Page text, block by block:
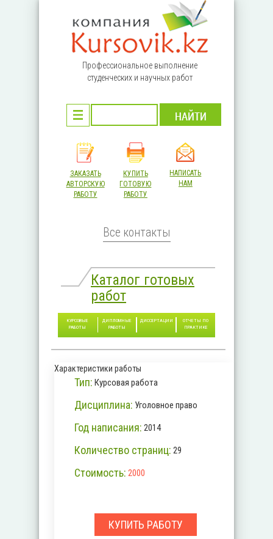
Профессиональное выполнение
студенческих и научных работ
ЗАКАЗАТЬ
АВТОРСКУЮ
РАБОТУ
КУПИТЬ
ГОТОВУЮ
РАБОТУ
НАПИСАТЬ
НАМ
Все контакты
Каталог готовых
работ
КУРСОВЫЕ
РАБОТЫ
ДИПЛОМНЫЕ
РАБОТЫ
ДИССЕРТАЦИИ
ОТЧЕТЫ ПО
ПРАКТИКЕ
Характеристики работы
Тип: Курсовая работа
Дисциплина: Уголовное право
Год написания: 2014
Количество страниц: 29
Стоимость: 2000
КУПИТЬ РАБОТУ